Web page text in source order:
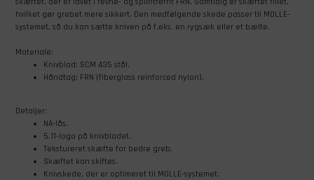
hvilket gør grebet mere sikkert. Den medfølgende skede passer til MOLLE-
systemet, så du kan sætte kniven på f.eks. en rygsæk eller et bælte.
Materiale:
Knivblad: SCM 435 stål.
Håndtag: FRN (fiberglass reinforced nylon).
Detaljer:
NA-lås.
5.11-logo på knivbladet.
Tekstureret skæfte for bedre greb.
Skæftet kan skiftes.
Knivskede, der er optimeret til MOLLE-systemet.